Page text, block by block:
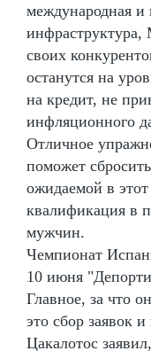
международная и
инфраструктура,
своих
останутся на
на кредит, не
инфляционного
Отличное
поможет
ожидаемой в
квалификация в
мужчин.
Чемпионат
10 июня
Главное, за что
это сбор заявок
Цакалотос